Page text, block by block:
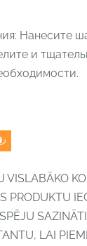
VISLABĀKO
PRODUKTU
LAI
Нанесите
и